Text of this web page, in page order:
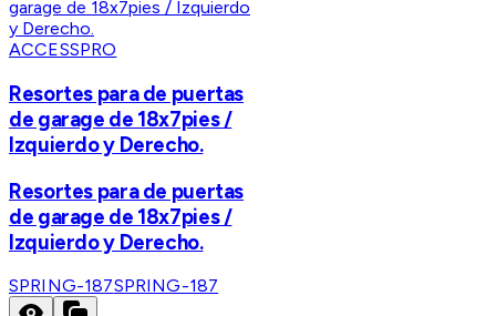
ACCESSPRO
Resortes para de puertas
de garage de 18x7pies /
Izquierdo y Derecho.
Resortes para de puertas
de garage de 18x7pies /
Izquierdo y Derecho.
SPRING-187SPRING-187